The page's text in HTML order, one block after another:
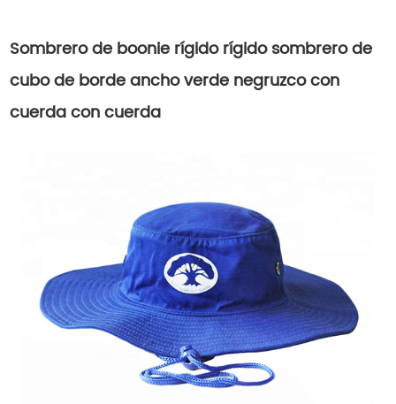
Sombrero de boonie rígido rígido sombrero de
cubo de borde ancho verde negruzco con
cuerda con cuerda